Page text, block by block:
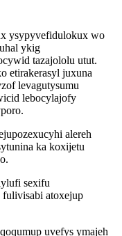
ysypyvefidulokux wo
ykig
tazajololu utut.
etirakerasyl juxuna
levagutysumu
lebocylajofy
alereh
ka koxijetu
sexifu
atoxejup
uvefys ymajeh